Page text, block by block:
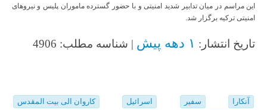
این مراسم در میان تدابیر شدید امنیتی و با حضور گسترده ماموران پلیس و نیروهای
امنیتی ترکیه برگزار شد.
تاریخ انتشار: ۱ دهه پیش | شناسه مطلب: 4906
آنکارا سفیر اسرائیل
کاروان الی بیت المقدس